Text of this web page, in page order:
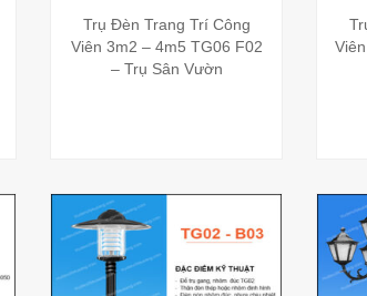
Trụ Đèn Trang Trí Công
Viên 3m2 – 4m5 TG06 F02
– Trụ Sân Vườn